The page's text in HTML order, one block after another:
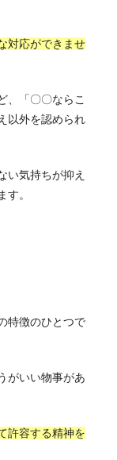
対応ができませ
、「〇〇ならこ
以外を認められ
い気持ちが抑え
す。
特徴のひとつで
がいい物事があ
許容する精神を